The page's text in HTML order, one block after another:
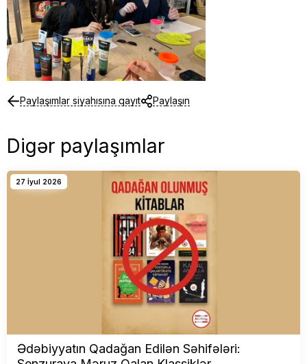
Paylaşımlar siyahısına qayıt Paylaşın
Digər paylaşımlar
27 İyul 2026
Ədəbiyyatın Qadağan Edilən Səhifələri: